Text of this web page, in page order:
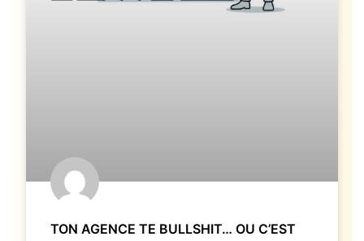
TON AGENCE TE BULLSHIT… OU C’EST